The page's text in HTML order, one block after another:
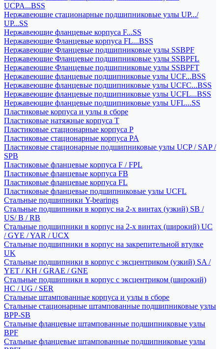
UCPA...BSS
Нержавеющие стационарные подшипниковые узлы UP.../
UP...SS
Нержавеющие фланцевые корпуса F...SS
Нержавеющие Фланцевые корпуса FL...BSS
Нержавеющие Фланцевые подшипниковые узлы SSBPF
Нержавеющие Фланцевые подшипниковые узлы SSBPFL
Нержавеющие Фланцевые подшипниковые узлы SSBPFT
Нержавеющие фланцевые подшипниковые узлы UCF...BSS
Нержавеющие фланцевые подшипниковые узлы UCFC...BSS
Нержавеющие фланцевые подшипниковые узлы UCFL...BSS
Нержавеющие фланцевые подшипниковые узлы UFL...SS
Пластиковые корпуса и узлы в сборе
Пластиковые натяжные корпуса T
Пластиковые стационарные корпуса P
Пластиковые стационарные корпуса PA
Пластиковые стационарные подшипниковые узлы UCP / SAP /
SPB
Пластиковые фланцевые корпуса F / FPL
Пластиковые фланцевые корпуса FB
Пластиковые фланцевые корпуса FL
Пластиковые фланцевые подшипниковые узлы UCFL
Стальные подшипники Y-bearings
Стальные подшипники в корпус на 2-х винтах (узкий) SB /
US/ B / RB
Стальные подшипники в корпус на 2-х винтах (широкий) UC
/ GYE / YAR / UCX
Стальные подшипники в корпус на закрепительной втулке
UK
Стальные подшипники в корпус с эксцентриком (узкий) SA /
YET / KH / GRAE / GNE
Стальные подшипники в корпус с эксцентриком (широкий)
HC / UG / SER
Стальные штампованные корпуса и узлы в сборе
Стальные стационарные штампованные подшипниковые узлы
BPP-SB
Стальные фланцевые штампованные подшипниковые узлы
BPF
Стальные фланцевые штампованные подшипниковые узлы